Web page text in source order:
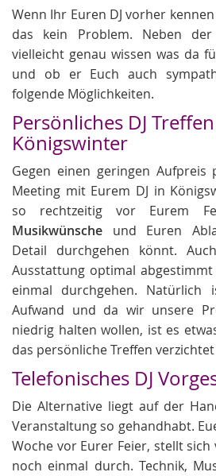
Wenn Ihr Euren DJ vorher
das kein Problem. Neben
vielleicht genau wissen was da
und ob er Euch auch
folgende Möglichkeiten.
Persönliches DJ
Königswinter
Gegen einen geringen
Meeting mit Eurem DJ in
so rechtzeitig vor Eurem
Musikwünsche und Euren
Detail durchgehen könnt.
Ausstattung optimal
einmal durchgehen. Natürlich
Aufwand und da wir unsere
niedrig halten wollen, ist es
das persönliche Treffen
Telefonisches DJ
Die Alternative liegt auf der
Veranstaltung so gehandhabt.
Woche vor Eurer Feier, stellt
noch einmal durch. Technik,